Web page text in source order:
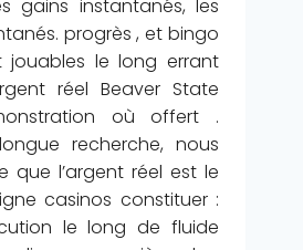
gains instantanés, les
progrès , et bingo
jouables le long errant
réel Beaver State
où offert .
recherche, nous
que l’argent réel est le
casinos constituer :
le long de fluide